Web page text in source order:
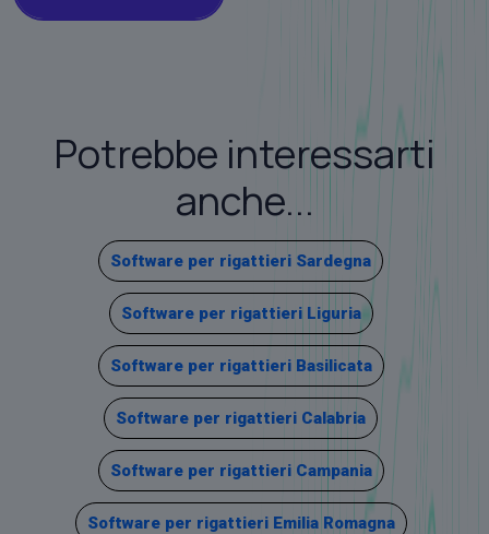
Potrebbe interessarti
anche...
Software per rigattieri Sardegna
Software per rigattieri Liguria
Software per rigattieri Basilicata
Software per rigattieri Calabria
Software per rigattieri Campania
Software per rigattieri Emilia Romagna